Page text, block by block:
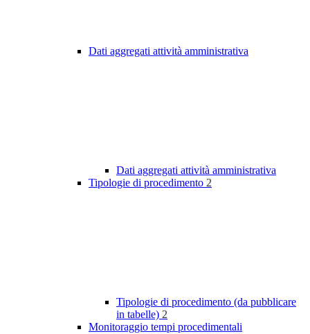
Dati aggregati attività amministrativa
Dati aggregati attività amministrativa
Tipologie di procedimento 2
Tipologie di procedimento (da pubblicare
in tabelle) 2
Monitoraggio tempi procedimentali